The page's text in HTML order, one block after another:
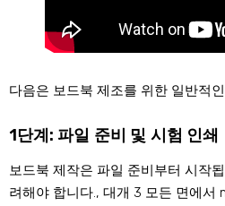
다음은 보드북 제조를 위한 일반적
1단계: 파일 준비 및 시험 인쇄
보드북 제작은 파일 준비부터 시작
려해야 합니다., 대개 3 모든 면에서